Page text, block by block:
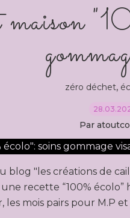
zéro déchet,
Par
blog "les créations de
recette “100%
mois pairs pour M.P et